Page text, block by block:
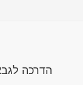
הדרכה